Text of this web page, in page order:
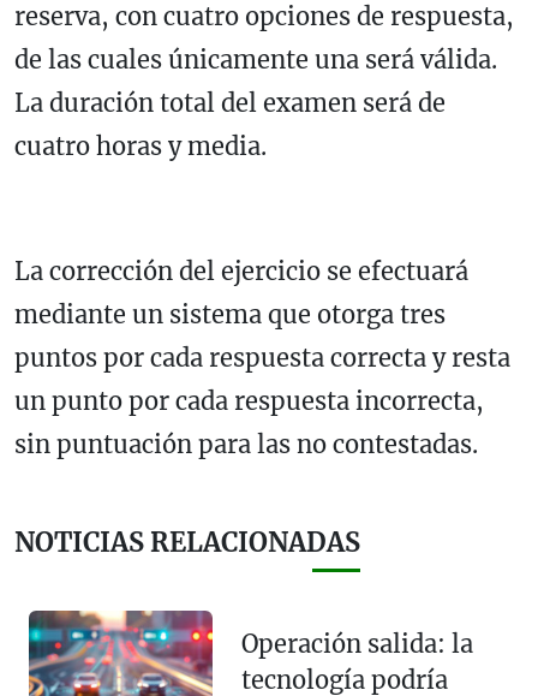
reserva, con cuatro opciones de respuesta,
de las cuales únicamente una será válida.
La duración total del examen será de
cuatro horas y media.
La corrección del ejercicio se efectuará
mediante un sistema que otorga tres
puntos por cada respuesta correcta y resta
un punto por cada respuesta incorrecta,
sin puntuación para las no contestadas.
NOTICIAS RELACIONADAS
Operación salida: la
tecnología podría